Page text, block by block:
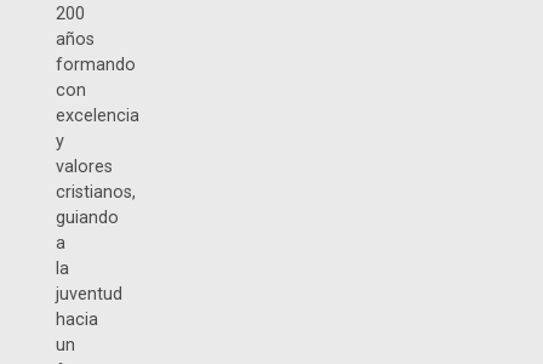
200
años
formando
con
excelencia
y
valores
cristianos,
guiando
a
la
juventud
hacia
un